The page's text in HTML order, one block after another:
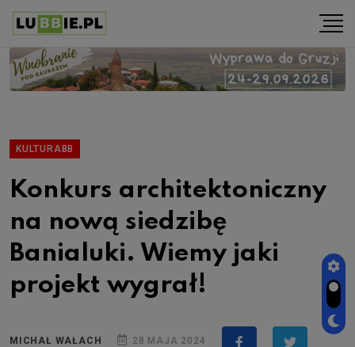
KULTURABB
Konkurs architektoniczny
na nową siedzibę
Banialuki. Wiemy jaki
projekt wygrał!
MICHAŁ WAŁACH 28 MAJA 2024